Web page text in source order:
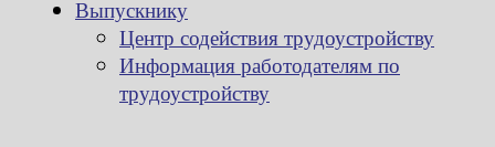
Выпускнику
Центр содействия трудоустройству
Информация работодателям по
трудоустройству